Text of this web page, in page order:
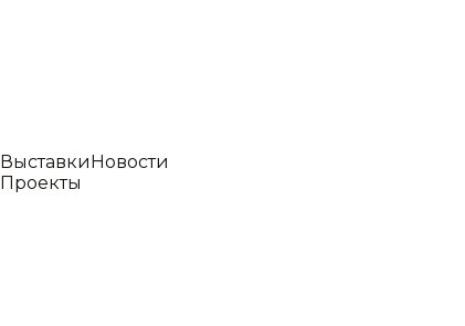
ВыставкиНовости
Проекты